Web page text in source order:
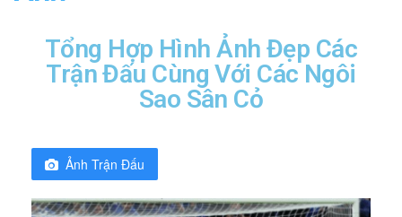
Tổng Hợp Hình Ảnh Đẹp Các
Trận Đấu Cùng Với Các Ngôi
Sao Sân Cỏ
Ảnh Trận Đấu